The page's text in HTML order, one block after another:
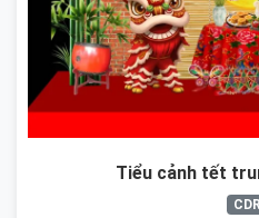
Tiểu cảnh tết
CDR